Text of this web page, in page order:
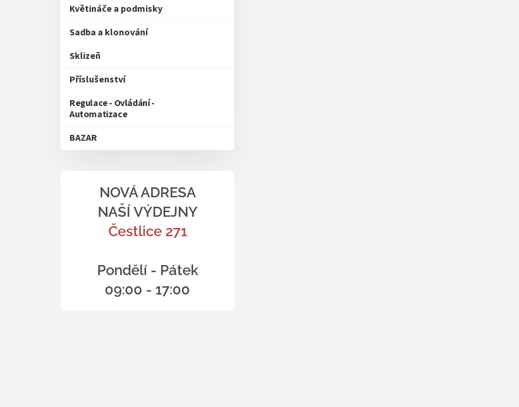
Květináče a podmisky
Sadba a klonování
Sklizeň
Příslušenství
Regulace - Ovládání -
Automatizace
BAZAR
NOVÁ ADRESA
NAŠÍ VÝDEJNY
Čestlice 271
Pondělí - Pátek
09:00 - 17:00